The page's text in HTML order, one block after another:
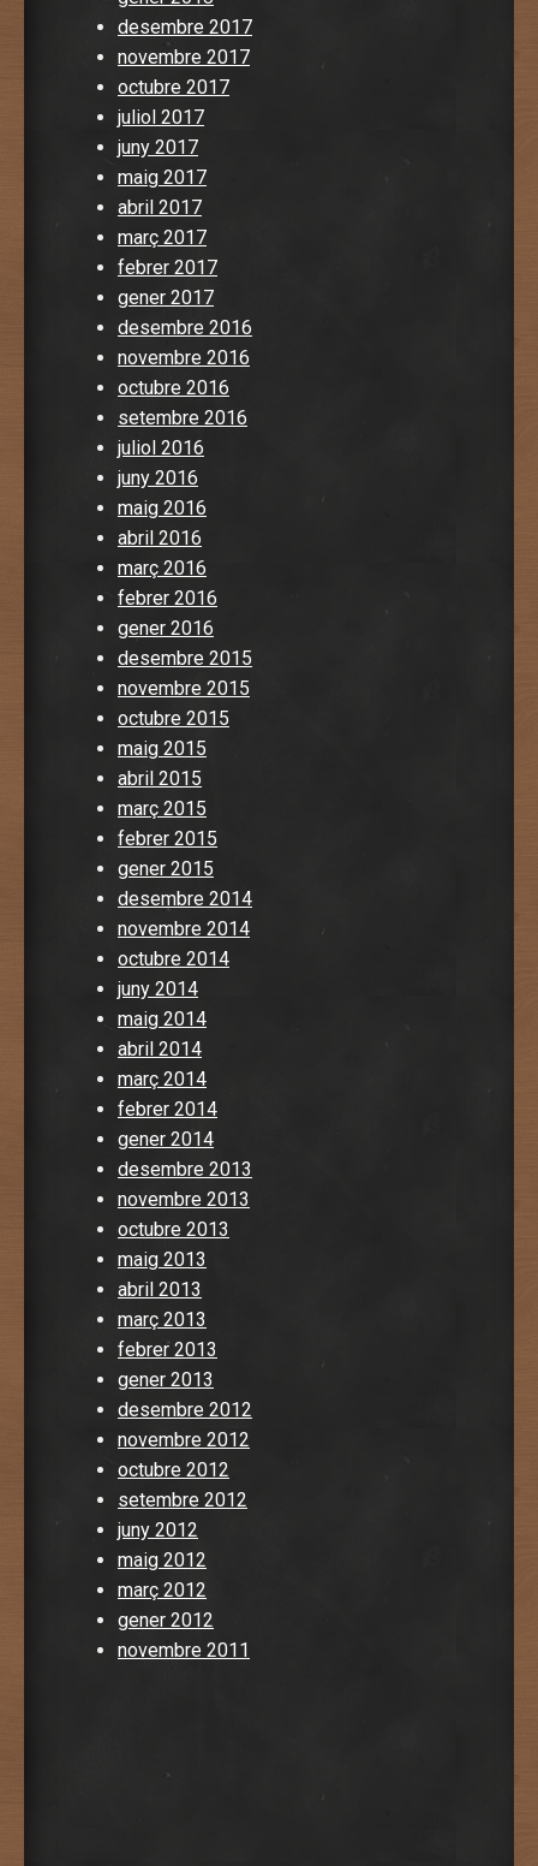
desembre 2017
novembre 2017
octubre 2017
juliol 2017
juny 2017
maig 2017
abril 2017
març 2017
febrer 2017
gener 2017
desembre 2016
novembre 2016
octubre 2016
setembre 2016
juliol 2016
juny 2016
maig 2016
abril 2016
març 2016
febrer 2016
gener 2016
desembre 2015
novembre 2015
octubre 2015
maig 2015
abril 2015
març 2015
febrer 2015
gener 2015
desembre 2014
novembre 2014
octubre 2014
juny 2014
maig 2014
abril 2014
març 2014
febrer 2014
gener 2014
desembre 2013
novembre 2013
octubre 2013
maig 2013
abril 2013
març 2013
febrer 2013
gener 2013
desembre 2012
novembre 2012
octubre 2012
setembre 2012
juny 2012
maig 2012
març 2012
gener 2012
novembre 2011